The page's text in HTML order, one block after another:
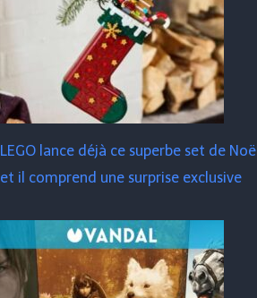
LEGO lance déjà ce superbe set de Noël
et il comprend une surprise exclusive